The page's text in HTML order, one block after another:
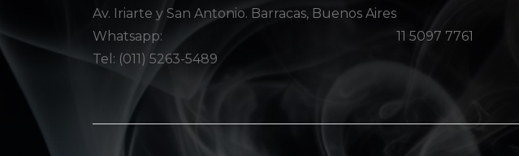
Av. Iriarte y San Antonio. Barracas, Buenos Aires
Whatsapp:
11 5097 7761
Tel: (011) 5263-5489